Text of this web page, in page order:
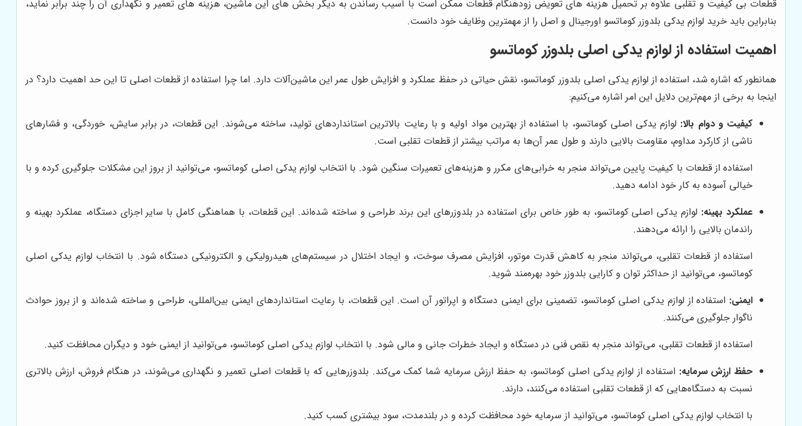
قطعات بی کیفیت و تقلبی علاوه بر تحمیل هزینه های تعویض زودهنگام قطعات ممکن است با آسیب رساندن به دیگر بخش های این ماشین، هزینه های تعمیر و نگهداری آن را چند برابر نماید،
بنابراین باید خرید لوازم یدکی بلدوزر کوماتسو اورجینال و اصل را از مهمترین وظایف خود دانست.
اهمیت استفاده از لوازم یدکی اصلی بلدوزر کوماتسو
همانطور که اشاره شد، استفاده از لوازم یدکی اصلی بلدوزر کوماتسو، نقش حیاتی در حفظ عملکرد و افزایش طول عمر این ماشین‌آلات دارد. اما چرا استفاده از قطعات اصلی تا این حد اهمیت دارد؟ در
اینجا به برخی از مهم‌ترین دلایل این امر اشاره می‌کنیم:
کیفیت و دوام بالا: لوازم یدکی اصلی کوماتسو، با استفاده از بهترین مواد اولیه و با رعایت بالاترین استانداردهای تولید، ساخته می‌شوند. این قطعات، در برابر سایش، خوردگی، و فشارهای
ناشی از کارکرد مداوم، مقاومت بالایی دارند و طول عمر آن‌ها به مراتب بیشتر از قطعات تقلبی است.
استفاده از قطعات با کیفیت پایین می‌تواند منجر به خرابی‌های مکرر و هزینه‌های تعمیرات سنگین شود. با انتخاب لوازم یدکی اصلی کوماتسو، می‌توانید از بروز این مشکلات جلوگیری کرده و با
خیالی آسوده به کار خود ادامه دهید.
عملکرد بهینه: لوازم یدکی اصلی کوماتسو، به طور خاص برای استفاده در بلدوزرهای این برند طراحی و ساخته شده‌اند. این قطعات، با هماهنگی کامل با سایر اجزای دستگاه، عملکرد بهینه و
راندمان بالایی را ارائه می‌دهند.
استفاده از قطعات تقلبی، می‌تواند منجر به کاهش قدرت موتور، افزایش مصرف سوخت، و ایجاد اختلال در سیستم‌های هیدرولیکی و الکترونیکی دستگاه شود. با انتخاب لوازم یدکی اصلی
کوماتسو، می‌توانید از حداکثر توان و کارایی بلدوزر خود بهره‌مند شوید.
ایمنی: استفاده از لوازم یدکی اصلی کوماتسو، تضمینی برای ایمنی دستگاه و اپراتور آن است. این قطعات، با رعایت استانداردهای ایمنی بین‌المللی، طراحی و ساخته شده‌اند و از بروز حوادث
ناگوار جلوگیری می‌کنند.
استفاده از قطعات تقلبی، می‌تواند منجر به نقص فنی در دستگاه و ایجاد خطرات جانی و مالی شود. با انتخاب لوازم یدکی اصلی کوماتسو، می‌توانید از ایمنی خود و دیگران محافظت کنید.
حفظ ارزش سرمایه: استفاده از لوازم یدکی اصلی کوماتسو، به حفظ ارزش سرمایه شما کمک می‌کند. بلدوزرهایی که با قطعات اصلی تعمیر و نگهداری می‌شوند، در هنگام فروش، ارزش بالاتری
نسبت به دستگاه‌هایی که از قطعات تقلبی استفاده می‌کنند، دارند.
با انتخاب لوازم یدکی اصلی کوماتسو، می‌توانید از سرمایه خود محافظت کرده و در بلندمدت، سود بیشتری کسب کنید.